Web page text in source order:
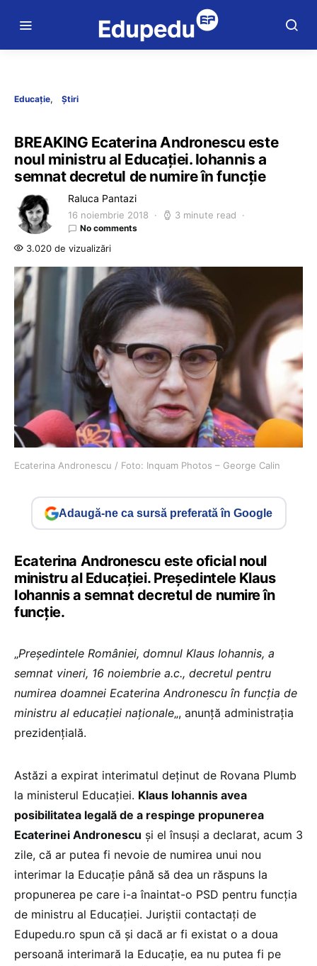
Educație Știri
BREAKING Ecaterina Andronescu este
noul ministru al Educației. Iohannis a
semnat decretul de numire în funcție
Raluca Pantazi
16 noiembrie 2018 3 minute read
No comments
3.020 de vizualizări
Ecaterina Andronescu / Foto: Inquam Photos – George Calin
Adaugă-ne ca sursă preferată în Google
Ecaterina Andronescu este oficial noul
ministru al Educației. Președintele Klaus
Iohannis a semnat decretul de numire în
funcție.
„Președintele României, domnul Klaus Iohannis, a
semnat vineri, 16 noiembrie a.c., decretul pentru
numirea doamnei Ecaterina Andronescu în funcția de
ministru al educației naționale„, anunță administrația
prezidențială.
Astăzi a expirat interimatul deținut de Rovana Plumb
la ministerul Educației. Klaus Iohannis avea
posibilitatea legală de a respinge propunerea
Ecaterinei Andronescu și el însuși a declarat, acum 3
zile, că ar putea fi nevoie de numirea unui nou
interimar la Educație până să dea un răspuns la
propunerea pe care i-a înaintat-o PSD pentru funcția
de ministru al Educației. Juriștii contactați de
Edupedu.ro spun că și dacă ar fi existat o a doua
persoană interimară la Educație, ea nu putea fi pe